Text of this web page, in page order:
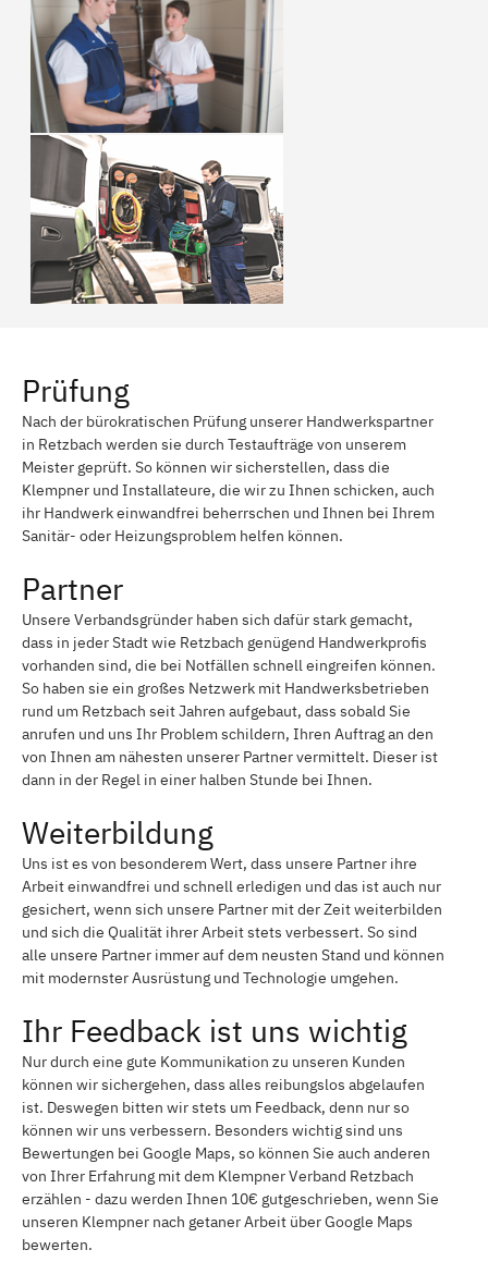
Prüfung
Nach der bürokratischen Prüfung unserer Handwerkspartner
in Retzbach werden sie durch Testaufträge von unserem
Meister geprüft. So können wir sicherstellen, dass die
Klempner und Installateure, die wir zu Ihnen schicken, auch
ihr Handwerk einwandfrei beherrschen und Ihnen bei Ihrem
Sanitär- oder Heizungsproblem helfen können.
Partner
Unsere Verbandsgründer haben sich dafür stark gemacht,
dass in jeder Stadt wie Retzbach genügend Handwerkprofis
vorhanden sind, die bei Notfällen schnell eingreifen können.
So haben sie ein großes Netzwerk mit Handwerksbetrieben
rund um Retzbach seit Jahren aufgebaut, dass sobald Sie
anrufen und uns Ihr Problem schildern, Ihren Auftrag an den
von Ihnen am nähesten unserer Partner vermittelt. Dieser ist
dann in der Regel in einer halben Stunde bei Ihnen.
Weiterbildung
Uns ist es von besonderem Wert, dass unsere Partner ihre
Arbeit einwandfrei und schnell erledigen und das ist auch nur
gesichert, wenn sich unsere Partner mit der Zeit weiterbilden
und sich die Qualität ihrer Arbeit stets verbessert. So sind
alle unsere Partner immer auf dem neusten Stand und können
mit modernster Ausrüstung und Technologie umgehen.
Ihr Feedback ist uns wichtig
Nur durch eine gute Kommunikation zu unseren Kunden
können wir sichergehen, dass alles reibungslos abgelaufen
ist. Deswegen bitten wir stets um Feedback, denn nur so
können wir uns verbessern. Besonders wichtig sind uns
Bewertungen bei Google Maps, so können Sie auch anderen
von Ihrer Erfahrung mit dem Klempner Verband Retzbach
erzählen - dazu werden Ihnen 10€ gutgeschrieben, wenn Sie
unseren Klempner nach getaner Arbeit über Google Maps
bewerten.